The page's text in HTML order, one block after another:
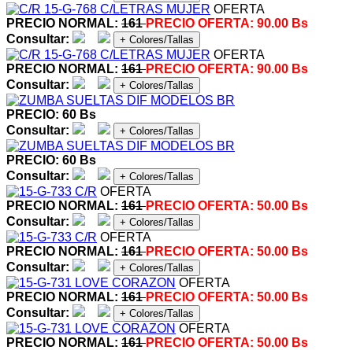
OFERTA
PRECIO NORMAL: 161PRECIO OFERTA: 90.00 Bs
Consultar:
+ Colores/Tallas
OFERTA
PRECIO NORMAL: 161PRECIO OFERTA: 90.00 Bs
Consultar:
+ Colores/Tallas
PRECIO: 60 Bs
Consultar:
+ Colores/Tallas
PRECIO: 60 Bs
Consultar:
+ Colores/Tallas
OFERTA
PRECIO NORMAL: 161PRECIO OFERTA: 50.00 Bs
Consultar:
+ Colores/Tallas
OFERTA
PRECIO NORMAL: 161PRECIO OFERTA: 50.00 Bs
Consultar:
+ Colores/Tallas
OFERTA
PRECIO NORMAL: 161PRECIO OFERTA: 50.00 Bs
Consultar:
+ Colores/Tallas
OFERTA
PRECIO NORMAL: 161PRECIO OFERTA: 50.00 Bs